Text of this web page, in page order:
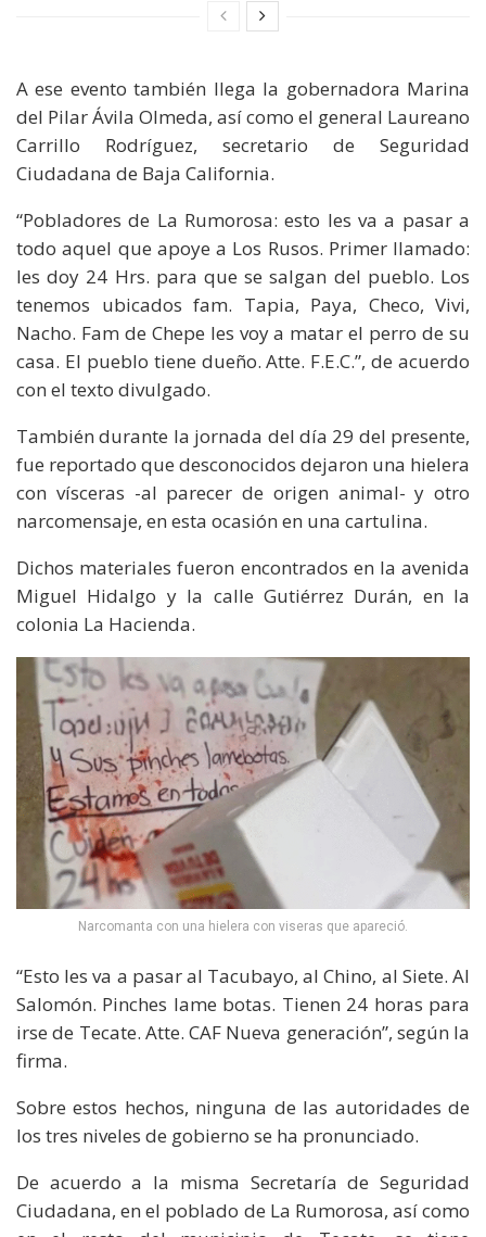
A ese evento también llega la gobernadora Marina
del Pilar Ávila Olmeda, así como el general Laureano
Carrillo Rodríguez, secretario de Seguridad
Ciudadana de Baja California.
“Pobladores de La Rumorosa: esto les va a pasar a
todo aquel que apoye a Los Rusos. Primer llamado:
les doy 24 Hrs. para que se salgan del pueblo. Los
tenemos ubicados fam. Tapia, Paya, Checo, Vivi,
Nacho. Fam de Chepe les voy a matar el perro de su
casa. El pueblo tiene dueño. Atte. F.E.C.”, de acuerdo
con el texto divulgado.
También durante la jornada del día 29 del presente,
fue reportado que desconocidos dejaron una hielera
con vísceras -al parecer de origen animal- y otro
narcomensaje, en esta ocasión en una cartulina.
Dichos materiales fueron encontrados en la avenida
Miguel Hidalgo y la calle Gutiérrez Durán, en la
colonia La Hacienda.
Narcomanta con una hielera con viseras que apareció.
“Esto les va a pasar al Tacubayo, al Chino, al Siete. Al
Salomón. Pinches lame botas. Tienen 24 horas para
irse de Tecate. Atte. CAF Nueva generación”, según la
firma.
Sobre estos hechos, ninguna de las autoridades de
los tres niveles de gobierno se ha pronunciado.
De acuerdo a la misma Secretaría de Seguridad
Ciudadana, en el poblado de La Rumorosa, así como